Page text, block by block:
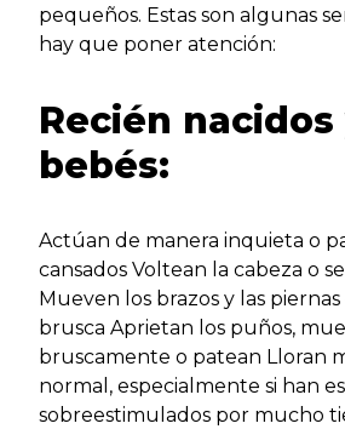
pequeños. Estas son algunas
hay que poner atención:
Recién nacidos
bebés:
Actúan de manera inquieta o
cansados Voltean la cabeza o
Mueven los brazos y las
brusca Aprietan los puños,
bruscamente o patean Lloran
normal, especialmente si han
sobreestimulados por mucho